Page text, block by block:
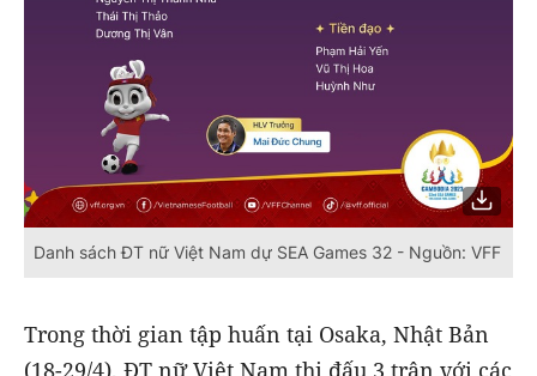
Danh sách ĐT nữ Việt Nam dự SEA Games 32 - Nguồn: VFF
Trong thời gian tập huấn tại Osaka, Nhật Bản
(18-29/4), ĐT nữ Việt Nam thi đấu 3 trận với các